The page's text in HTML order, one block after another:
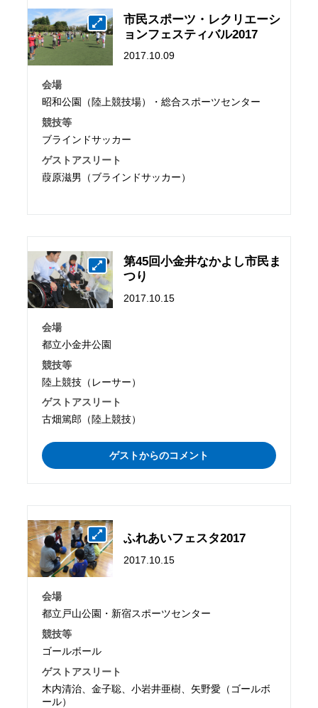
市民スポーツ・レクリエーシ
ョンフェスティバル2017
2017.10.09
会場
昭和公園（陸上競技場）・総合スポーツセンター
競技等
ブラインドサッカー
ゲストアスリート
葭原滋男（ブラインドサッカー）
第45回小金井なかよし市民ま
つり
2017.10.15
会場
都立小金井公園
競技等
陸上競技（レーサー）
ゲストアスリート
古畑篤郎（陸上競技）
ゲストからのコメント
ふれあいフェスタ2017
2017.10.15
会場
都立戸山公園・新宿スポーツセンター
競技等
ゴールボール
ゲストアスリート
木内清治、金子聡、小岩井亜樹、矢野愛（ゴールボ
ール）